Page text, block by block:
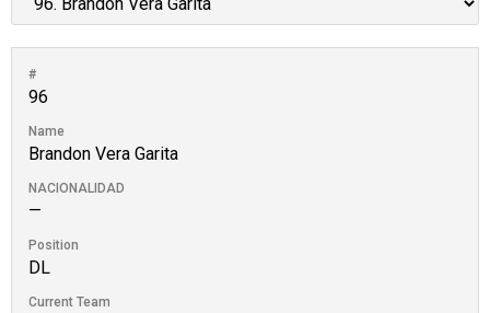
#
96
Name
Brandon Vera Garita
NACIONALIDAD
—
Position
DL
Current Team